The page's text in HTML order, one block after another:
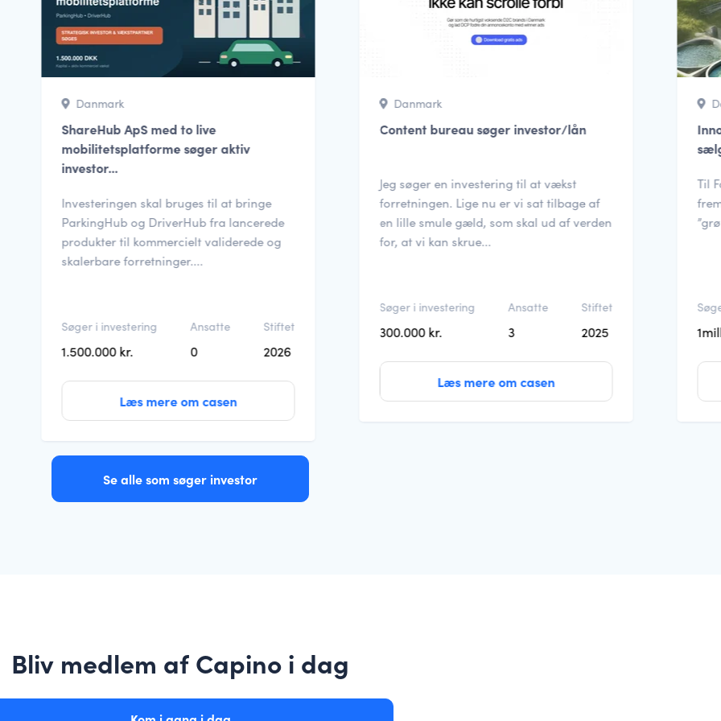
Danmark
ShareHub ApS med to live
mobilitetsplatforme søger aktiv
investor...
Investeringen skal bruges til at bringe
ParkingHub og DriverHub fra lancerede
produkter til kommercielt validerede og
skalerbare forretninger....
Søger i investering
1.500.000 kr.
Ansatte
0
Stiftet
2026
Læs mere om casen
Danmark
Content bureau søger investor/lån
Jeg søger en investering til at vækst
forretningen. Lige nu er vi sat tilbage af
en lille smule gæld, som skal ud af verden
for, at vi kan skrue...
Søger i investering
300.000 kr.
Ansatte
3
Stiftet
2025
Læs mere om casen
Til
Se alle som søger investor
Bliv medlem af Capino i dag